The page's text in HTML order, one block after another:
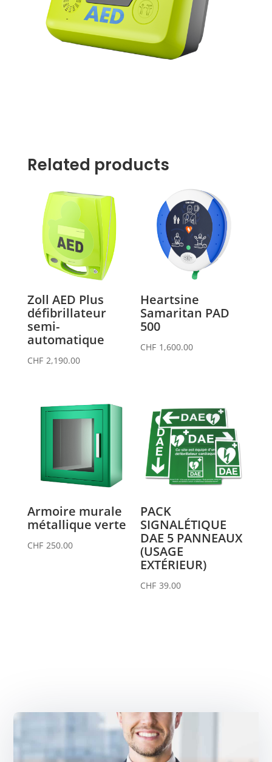
Related products
Zoll AED Plus
défibrillateur
semi-
automatique
CHF 2,190.00
Heartsine
Samaritan PAD
500
CHF 1,600.00
Armoire murale
métallique verte
CHF 250.00
PACK
SIGNALÉTIQUE
DAE 5 PANNEAUX
(USAGE
EXTÉRIEUR)
CHF 39.00